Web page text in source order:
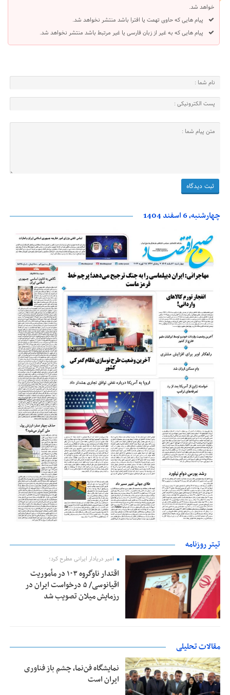
خواهد شد.
پیام هایی که حاوی تهمت یا افترا باشد منتشر نخواهد شد.
پیام هایی که به غیر از زبان فارسی یا غیر مرتبط باشد منتشر نخواهد شد.
چهارشنبه، 6 اسفند 1404
تیتر روزنامه
امیر دریادار ایرانی مطرح کرد؛
اقتدار ناوگروه ۱۰۳ در مأموریت‌
اقیانوسی/ ۵ درخواست ایران در
رزمایش میلان تصویب شد
مقالات تحلیلی
نمایشگاه فن‌نما، چشم باز فناوری
ایران است